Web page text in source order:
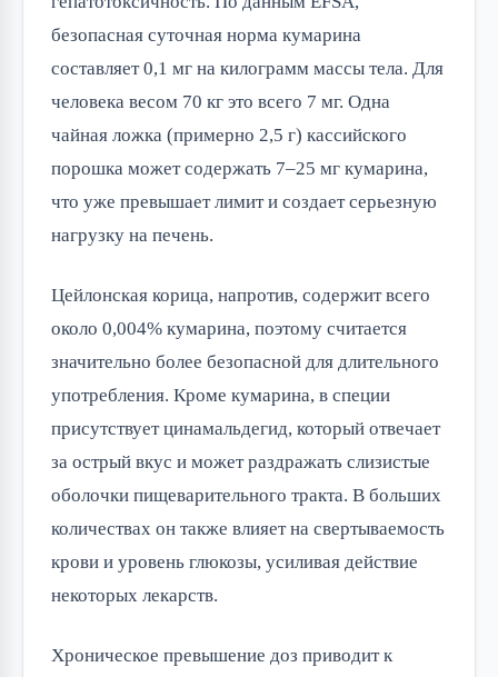
безопасная суточная норма кумарина
составляет 0,1 мг на килограмм массы тела. Для
человека весом 70 кг это всего 7 мг. Одна
чайная ложка (примерно 2,5 г) кассийского
порошка может содержать 7–25 мг кумарина,
что уже превышает лимит и создает серьезную
нагрузку на печень.
Цейлонская корица, напротив, содержит всего
около 0,004% кумарина, поэтому считается
значительно более безопасной для длительного
употребления. Кроме кумарина, в специи
присутствует цинамальдегид, который отвечает
за острый вкус и может раздражать слизистые
оболочки пищеварительного тракта. В больших
количествах он также влияет на свертываемость
крови и уровень глюкозы, усиливая действие
некоторых лекарств.
Хроническое превышение доз приводит к